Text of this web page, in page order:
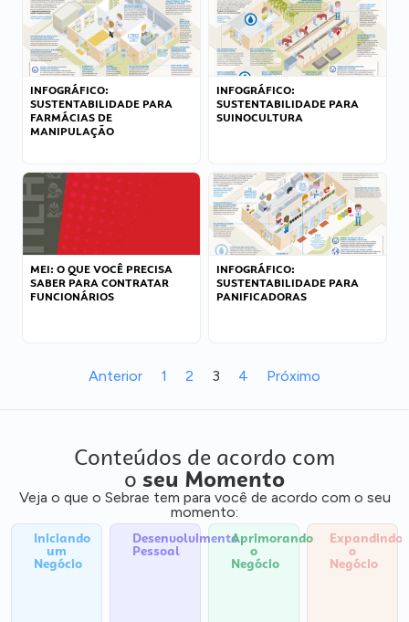
INFOGRÁFICO:
SUSTENTABILIDADE PARA
FARMÁCIAS DE
MANIPULAÇÃO
INFOGRÁFICO:
SUSTENTABILIDADE PARA
SUINOCULTURA
MEI: O QUE VOCÊ PRECISA
SABER PARA CONTRATAR
FUNCIONÁRIOS
INFOGRÁFICO:
SUSTENTABILIDADE PARA
PANIFICADORAS
Anterior 1 2 3 4 Próximo
Conteúdos de acordo com
o seu Momento
Veja o que o Sebrae tem para você de acordo com o seu
momento:
Iniciando
um
Negócio
Desenvolvimento
Pessoal
Aprimorando
o
Negócio
Expandindo
o
Negócio